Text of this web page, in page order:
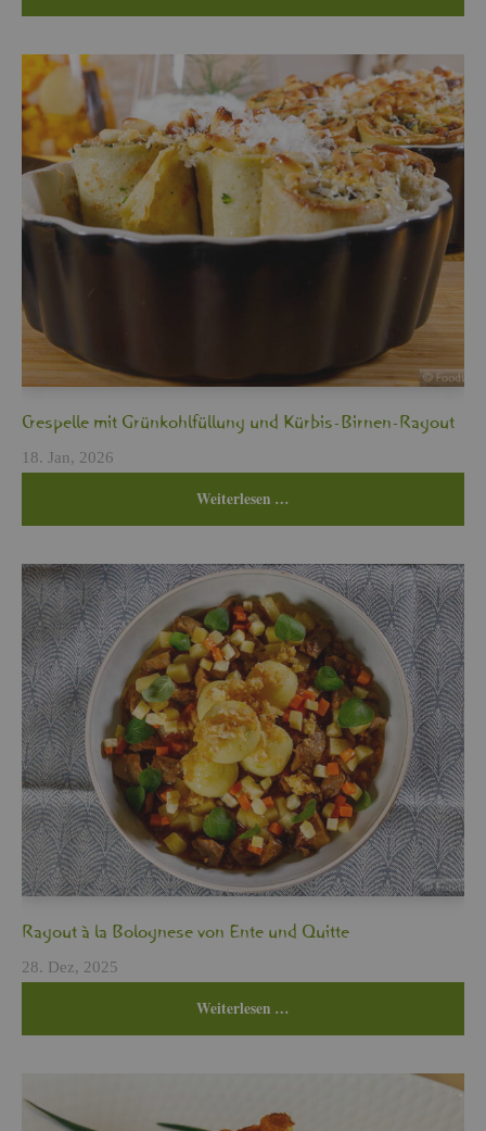
Cres­pel­le mit Grün­kohl­fül­lung und Kür­bis-Bir­nen-Ra­gout
18. Jan, 2026
Wei­ter­le­sen …
Ra­gout à la Bo­lo­gne­se von Ente und Quit­te
28. Dez, 2025
Wei­ter­le­sen …